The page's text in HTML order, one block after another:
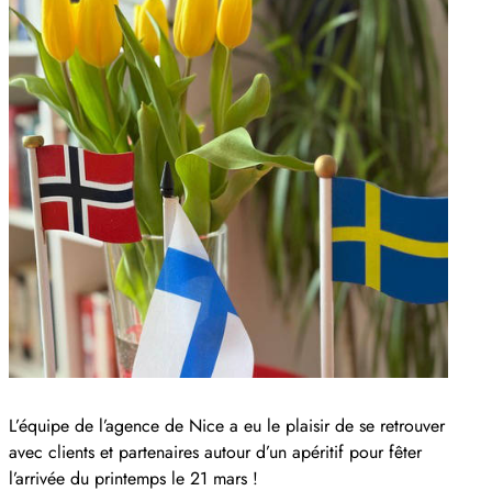
L’équipe de l’agence de Nice a eu le plaisir de se retrouver
avec clients et partenaires autour d’un apéritif pour fêter
l’arrivée du printemps le 21 mars !